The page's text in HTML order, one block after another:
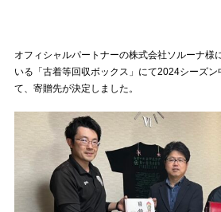
オフィシャルパートナーの株式会社ソルーナ様
いる「古着等回収ボックス」にて2024シーズ
て、寄贈先が決定しました。